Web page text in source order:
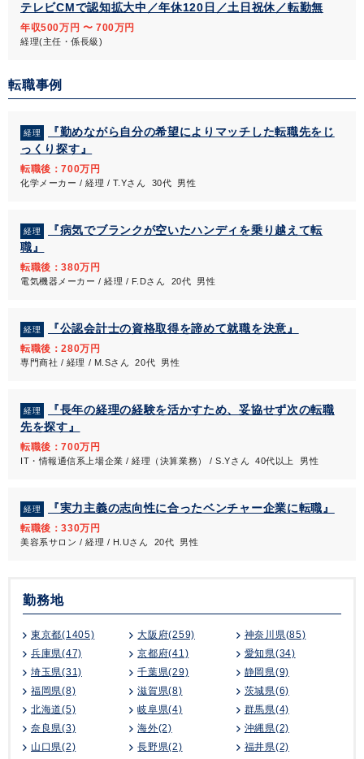
テレビCMで認知拡大中／年休120日／土日祝休／転勤無
年収500万円 〜 700万円
経理(主任・係長級)
転職事例
経理
『勤めながら自分の希望によりマッチした転職先をじ
っくり探す』
転職後：700万円
化学メーカー / 経理 / T.Yさん 30代 男性
経理
『病気でブランクが空いたハンディを乗り越えて転
職』
転職後：380万円
電気機器メーカー / 経理 / F.Dさん 20代 男性
経理 『公認会計士の資格取得を諦めて就職を決意』
転職後：280万円
専門商社 / 経理 / M.Sさん 20代 男性
経理
『長年の経理の経験を活かすため、妥協せず次の転職
先を探す』
転職後：700万円
IT・情報通信系上場企業 / 経理（決算業務） / S.Yさん 40代以上 男性
経理 『実力主義の志向性に合ったベンチャー企業に転職』
転職後：330万円
美容系サロン / 経理 / H.Uさん 20代 男性
勤務地
東京都(1405) 大阪府(259)
神奈川県(85)
兵庫県(47)
京都府(41)
愛知県(34)
埼玉県(31)
千葉県(29)
静岡県(9)
福岡県(8)
滋賀県(8)
茨城県(6)
北海道(5)
岐阜県(4)
群馬県(4)
奈良県(3)
海外(2)
沖縄県(2)
山口県(2)
長野県(2)
福井県(2)